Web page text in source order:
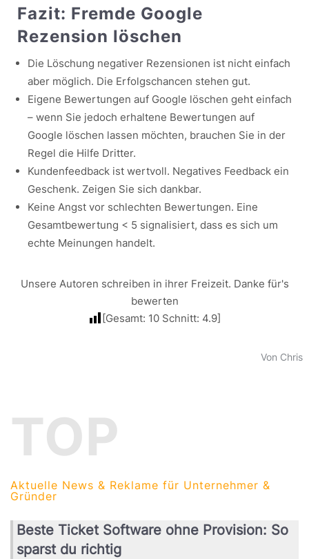
Fazit: Fremde Google
Rezension löschen
Die Löschung negativer Rezensionen ist nicht einfach
aber möglich. Die Erfolgschancen stehen gut.
Eigene Bewertungen auf Google löschen geht einfach
– wenn Sie jedoch erhaltene Bewertungen auf
Google löschen lassen möchten, brauchen Sie in der
Regel die Hilfe Dritter.
Kundenfeedback ist wertvoll. Negatives Feedback ein
Geschenk. Zeigen Sie sich dankbar.
Keine Angst vor schlechten Bewertungen. Eine
Gesamtbewertung < 5 signalisiert, dass es sich um
echte Meinungen handelt.
Unsere Autoren schreiben in ihrer Freizeit. Danke für's
bewerten
[Gesamt: 10 Schnitt: 4.9]
Von Chris
TOP
Aktuelle News & Reklame für Unternehmer &
Gründer
Beste Ticket Software ohne Provision: So
sparst du richtig